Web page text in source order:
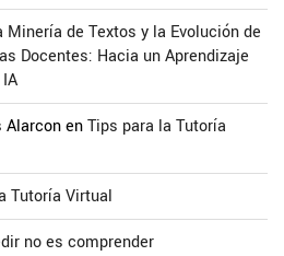
Minería de Textos y la Evolución de
Docentes: Hacia un Aprendizaje
AlarconenTips para la Tutoría
Tutoría Virtual
no es comprender